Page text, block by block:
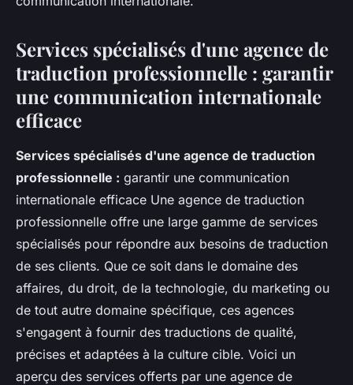
Services spécialisés d'une agence de
traduction professionnelle : garantir
une communication internationale
efficace
Services spécialisés d'une agence de traduction
professionnelle : garantir une communication
internationale efficace Une agence de traduction
professionnelle offre une large gamme de services
spécialisés pour répondre aux besoins de traduction
de ses clients. Que ce soit dans le domaine des
affaires, du droit, de la technologie, du marketing ou
de tout autre domaine spécifique, ces agences
s'engagent à fournir des traductions de qualité,
précises et adaptées à la culture cible. Voici un
aperçu des services offerts par une agence de